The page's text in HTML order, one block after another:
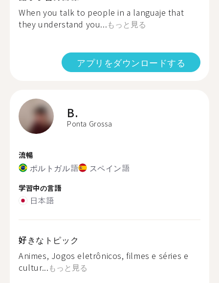
When you talk to people in a languaje that
they understand you...もっと見る
アプリをダウンロードする
B.
Ponta Grossa
流暢
ポルトガル語 スペイン語
学習中の言語
日本語
好きなトピック
Animes, Jogos eletrônicos, filmes e séries e
cultur...もっと見る